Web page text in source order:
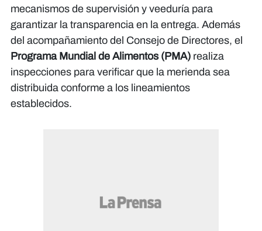
mecanismos de supervisión y veeduría para
garantizar la transparencia en la entrega. Además
del acompañamiento del Consejo de Directores, el
Programa Mundial de Alimentos (PMA) realiza
inspecciones para verificar que la merienda sea
distribuida conforme a los lineamientos
establecidos.